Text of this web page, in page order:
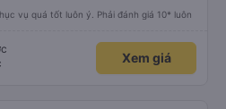
vụ quá tốt luôn ý. Phải đánh giá 10* luôn
Xem giá